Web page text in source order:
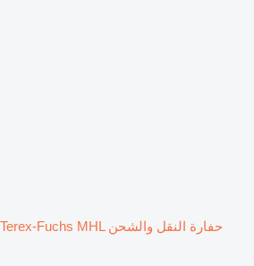
حفارة النقل والشحن Terex-Fuchs MHL